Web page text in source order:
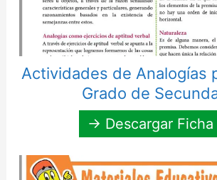
Actividades de Analogías
Grado de
→ Descargar